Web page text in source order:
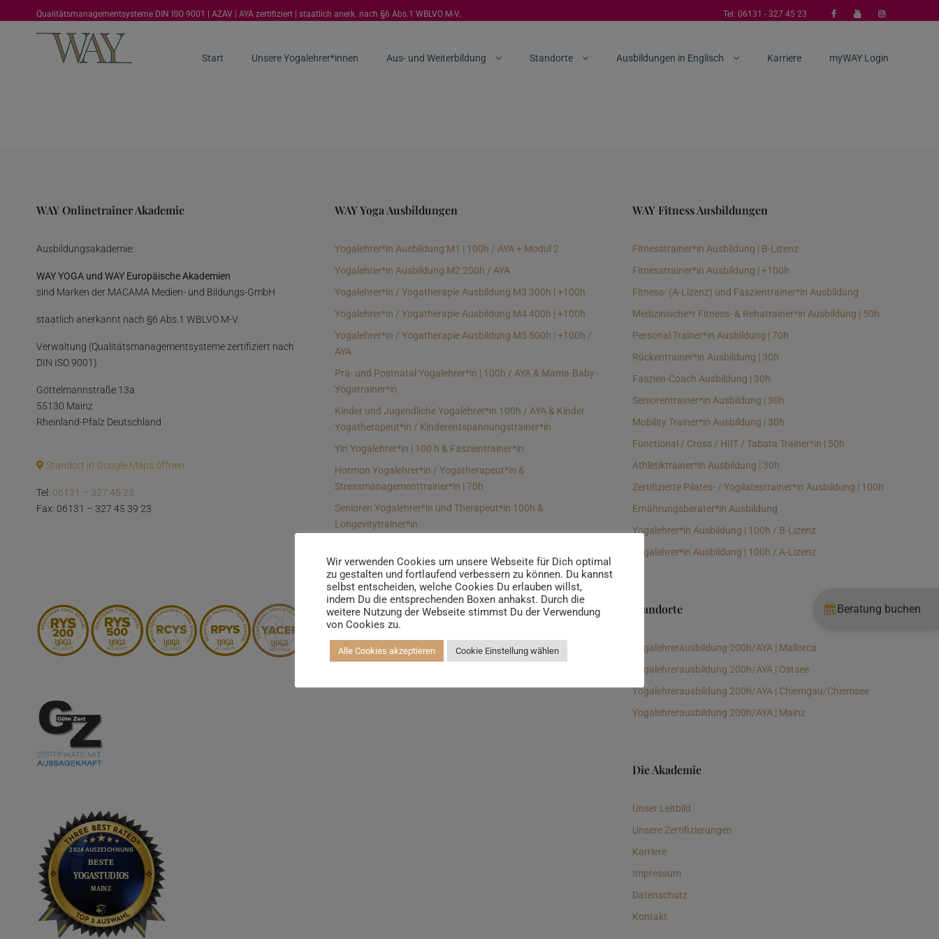
Qualitätsmanagementsysteme DIN ISO 9001 | AZAV | AYA zertifiziert | staatlich anerk. nach §6 Abs.1 WBLVO M-V. Tel: 06131 - 327 45 23
Start Unsere Yogalehrer*innen Aus- und Weiterbildung Standorte Ausbildungen in Englisch Karriere myWAY Login
WAY Onlinetrainer Akademie
Ausbildungsakademie:
WAY YOGA und WAY Europäische Akademien
sind Marken der MACAMA Medien- und Bildungs-GmbH
staatlich anerkannt nach §6 Abs.1 WBLVO M-V.
Verwaltung (Qualitätsmanagementsysteme zertifiziert nach
DIN ISO 9001)
Göttelmannstraße 13a
55130 Mainz
Rheinland-Pfalz Deutschland
Standort in Google Maps öffnen
Tel: 06131 – 327 45 23
Fax: 06131 – 327 45 39 23
WAY Yoga Ausbildungen
Yogalehrer*in Ausbildung M1 | 100h / AYA + Modul 2
Yogalehrer*in Ausbildung M2 200h / AYA
Yogalehrer*in / Yogatherapie Ausbildung M3 300h | +100h
Yogalehrer*in / Yogatherapie Ausbildung M4 400h | +100h
Yogalehrer*in / Yogatherapie Ausbildung M5 500h | +100h /
AYA
Prä- und Postnatal Yogalehrer*in | 100h / AYA & Mama-Baby-
Yogatrainer*in
Kinder und Jugendliche Yogalehrer*in 100h / AYA & Kinder
Yogatherapeut*in / Kinderentspannungstrainer*in
Yin Yogalehrer*in | 100 h & Faszientrainer*in
Hormon Yogalehrer*in / Yogatherapeut*in &
Stressmanagementtrainer*in | 70h
Senioren Yogalehrer*in und Therapeut*in 100h &
Longevitytrainer*in
Meditationsleiter*in | 50h & Achtsamkeitstrainer*in
Yoga Alignmenttrainer*in | 40h
Yoga Hilfsmitteltrainer*in Ausbildung | 10 h
WAY Fitness Ausbildungen
Fitnesstrainer*in Ausbildung | B-Lizenz
Fitnesstrainer*in Ausbildung | +100h
Fitness- (A-Lizenz) und Faszientrainer*in Ausbildung
Medizinische*r Fitness- & Rehatrainer*in Ausbildung | 50h
Personal Trainer*in Ausbildung | 70h
Rückentrainer*in Ausbildung | 30h
Faszien-Coach Ausbildung | 30h
Seniorentrainer*in Ausbildung | 30h
Mobility Trainer*in Ausbildung | 30h
Functional / Cross / HIIT / Tabata Trainer*in | 50h
Athletiktrainer*in Ausbildung | 30h
Zertifizierte Pilates- / Yogilatestrainer*in Ausbildung | 100h
Ernährungsberater*in Ausbildung
Yogalehrer*in Ausbildung | 100h / B-Lizenz
Yogalehrer*in Ausbildung | 100h / A-Lizenz
Standorte
Yogalehrerausbildung 200h/AYA | Mallorca
Yogalehrerausbildung 200h/AYA | Ostsee
Yogalehrerausbildung 200h/AYA | Chiemgau/Chiemsee
Yogalehrerausbildung 200h/AYA | Mainz
Die Akademie
Unser Leitbild
Unsere Zertifizierungen
Karriere
Impressum
Datenschutz
Kontakt
Wir verwenden Cookies um unsere Webseite für Dich optimal
zu gestalten und fortlaufend verbessern zu können. Du kannst
selbst entscheiden, welche Cookies Du erlauben willst,
indem Du die entsprechenden Boxen anhakst. Durch die
weitere Nutzung der Webseite stimmst Du der Verwendung
von Cookies zu.
Alle Cookies akzeptieren Cookie Einstellung wählen
Beratung buchen